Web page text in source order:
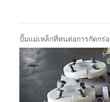
ปั๊มแม่เหล็กที่ทนต่อการกัดกร่